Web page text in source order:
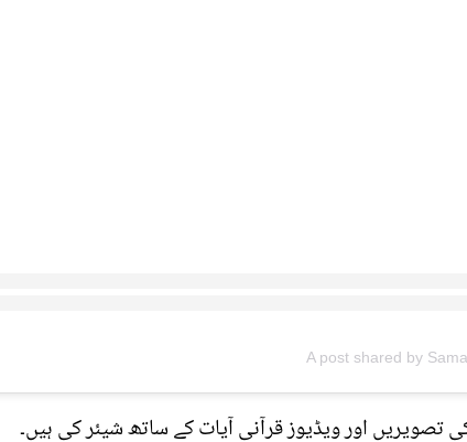
A post shared by
تصویریں اور ویڈیوز قرآنی آیات کے ساتھ شیئر کی ہیں۔